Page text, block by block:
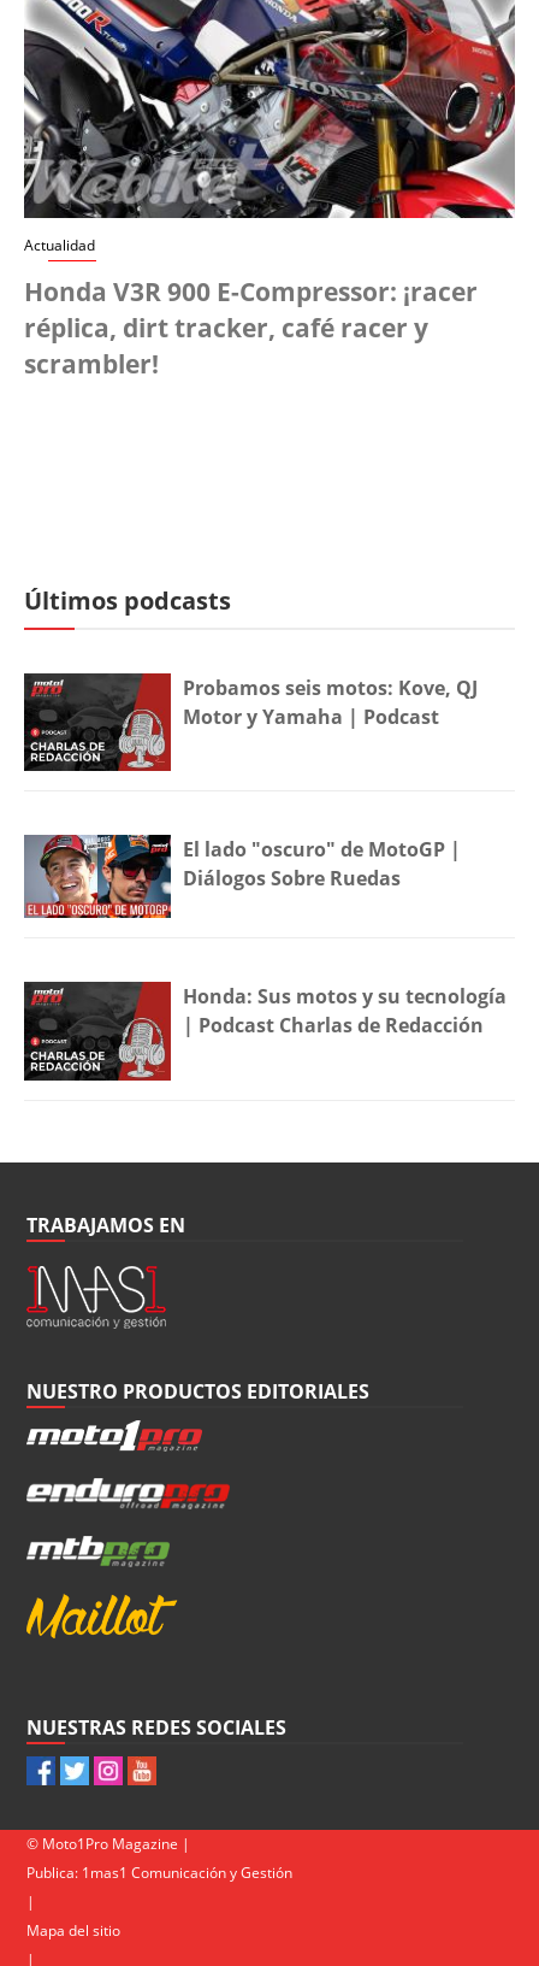
Actualidad
Honda V3R 900 E-Compressor: ¡racer
réplica, dirt tracker, café racer y
scrambler!
Últimos podcasts
Probamos seis motos: Kove, QJ
Motor y Yamaha | Podcast
El lado "oscuro" de MotoGP |
Diálogos Sobre Ruedas
Honda: Sus motos y su tecnología
| Podcast Charlas de Redacción
TRABAJAMOS EN
NUESTRO PRODUCTOS EDITORIALES
NUESTRAS REDES SOCIALES
© Moto1Pro Magazine |
Publica: 1mas1 Comunicación y Gestión
|
Mapa del sitio
|